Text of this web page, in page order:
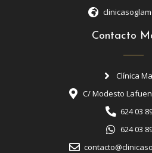
Contacto
Clínica
C/ Modesto
624 03
624 03